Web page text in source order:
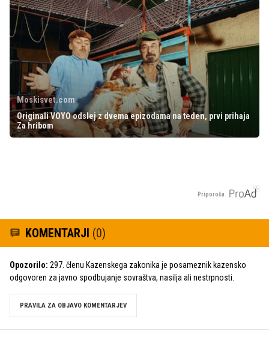
Moskisvet.com
Originali VOYO odslej z dvema epizodama na teden, prvi prihaja
Za hribom
Priporoča
KOMENTARJI (0)
Opozorilo: 297. členu Kazenskega zakonika je posameznik kazensko
odgovoren za javno spodbujanje sovraštva, nasilja ali nestrpnosti.
PRAVILA ZA OBJAVO KOMENTARJEV